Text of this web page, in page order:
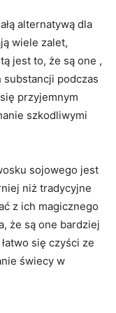
alternatywą dla
wiele zalet,
jest ⁢to, że są one ,
podczas
przyjemnym
szkodliwymi
sojowego jest⁣
niż tradycyjne
z ich⁤ magicznego
‌że są one bardziej
się czyści ⁤ze​
świecy w